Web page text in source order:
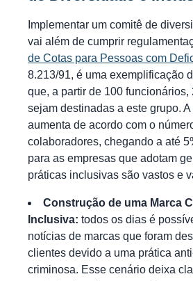
Implementar um comitê de
vai além de cumprir
de Cotas para Pessoas com
8.213/91, é uma exemplificação
que, a partir de 100 funcionários,
sejam destinadas a este grupo.
aumenta de acordo com o
colaboradores, chegando a até
para as empresas que adotam
práticas inclusivas são vastos e
Construção de uma Marca
Inclusiva: todos os dias é
notícias de marcas que foram
clientes devido a uma prática
criminosa. Esse cenário deixa